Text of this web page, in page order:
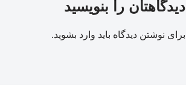
دیدگاهتان را بنویسید
برای نوشتن دیدگاه باید وارد بشوید.